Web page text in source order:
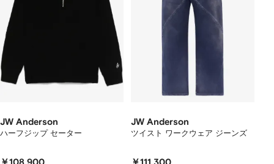
JW Anderson
ハーフジップ セーター
JW Anderson
ツイスト ワークウェア ジーンズ